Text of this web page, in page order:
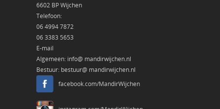
6602 BP Wijchen
Telefoon:
06 4994 7872
06 3383 5653
E-mail
Algemeen: info@ mandirwijchen.nl
Bestuur: bestuur@ mandirwijchen.nl
facebook.com/MandirWijchen